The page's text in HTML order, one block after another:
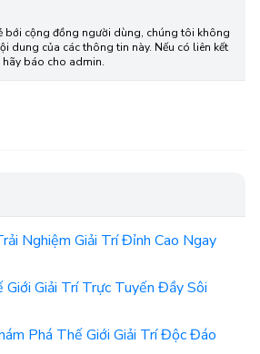
bới cộng đồng người dùng, chúng tôi không
dung của các thông tin này. Nếu có liên kết
báo cho admin.
Nghiệm Giải Trí Đỉnh Cao Ngay
Giới Giải Trí Trực Tuyến Đầy Sôi
Phá Thế Giới Giải Trí Độc Đáo